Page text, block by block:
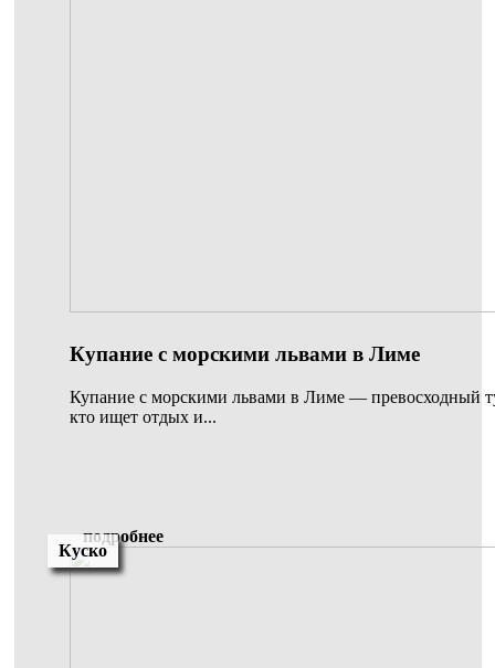
Купание с морскими львами в Лиме
Купание с морскими львами в Лиме — превосходный
кто ищет отдых и...
подробнее
Куско